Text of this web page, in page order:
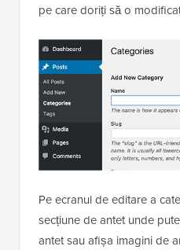
pe care doriți să o
Pe ecranul de editare a
secțiune de antet unde
antet sau afișa imagini de